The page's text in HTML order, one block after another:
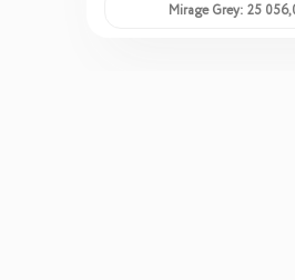
Mirage Grey: 25